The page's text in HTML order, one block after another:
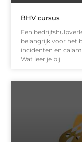
BHV cursus
Een
belangrijk voor het
incidenten en
Wat leer je bij